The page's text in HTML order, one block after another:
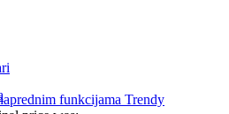
funkcijama Trendy